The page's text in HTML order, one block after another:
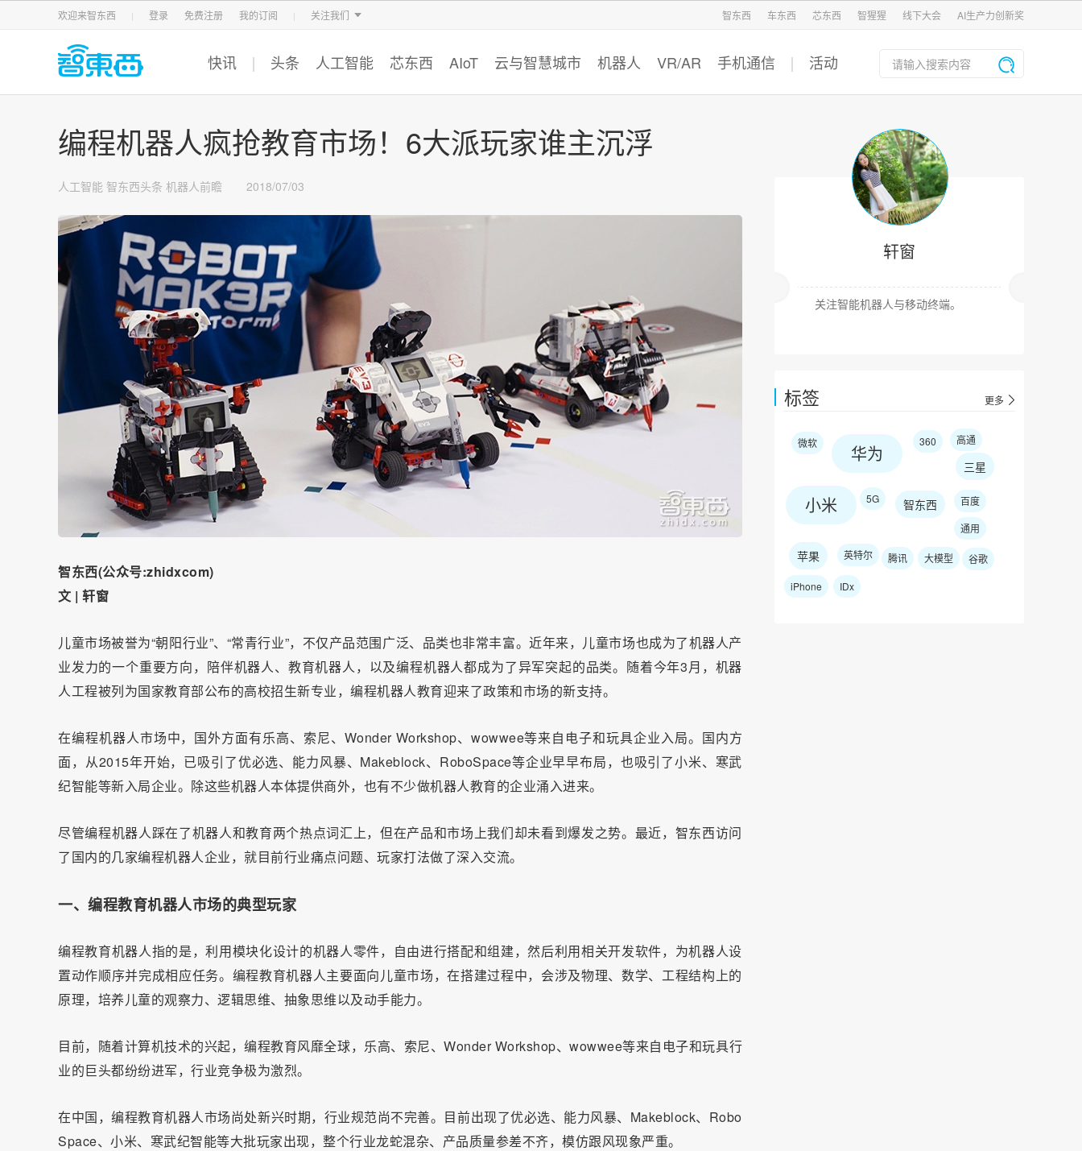
欢迎来智东西 登录 免费注册 我的订阅 关注我们
智东西 车东西 芯东西 智猩猩
智东西 车东西 芯东西 智猩猩 线下大会 AI生产力创新奖
快讯 头条 人工智能 芯东西 AIoT 云与智慧城市 机器人 VR/AR 手机通信 活动
轩窗
关注智能机器人与移动终端。
标签 更多
微软 华为
360 高通
三星
小米 5G 智东西
百度
通用
苹果 英特尔 腾讯 大模型
谷歌
iPhone
IDx
编程机器人疯抢教育市场！6大派玩家谁主沉浮
人工智能 智东西头条 机器人前瞻 2018/07/03
智东西(公众号:zhidxcom)
文 | 轩窗
儿童市场被誉为“朝阳行业”、“常青行业”，不仅产品范围广泛、品类也非常丰富。近年来，儿童市场也成为了机器人产
业发力的一个重要方向，陪伴机器人、教育机器人，以及编程机器人都成为了异军突起的品类。随着今年3月，机器
人工程被列为国家教育部公布的高校招生新专业，编程机器人教育迎来了政策和市场的新支持。
在编程机器人市场中，国外方面有乐高、索尼、Wonder Workshop、wowwee等来自电子和玩具企业入局。国内方
面，从2015年开始，已吸引了优必选、能力风暴、Makeblock、RoboSpace等企业早早布局，也吸引了小米、寒武
纪智能等新入局企业。除这些机器人本体提供商外，也有不少做机器人教育的企业涌入进来。
尽管编程机器人踩在了机器人和教育两个热点词汇上，但在产品和市场上我们却未看到爆发之势。最近，智东西访问
了国内的几家编程机器人企业，就目前行业痛点问题、玩家打法做了深入交流。
一、编程教育机器人市场的典型玩家
编程教育机器人指的是，利用模块化设计的机器人零件，自由进行搭配和组建，然后利用相关开发软件，为机器人设
置动作顺序并完成相应任务。编程教育机器人主要面向儿童市场，在搭建过程中，会涉及物理、数学、工程结构上的
原理，培养儿童的观察力、逻辑思维、抽象思维以及动手能力。
目前，随着计算机技术的兴起，编程教育风靡全球，乐高、索尼、Wonder Workshop、wowwee等来自电子和玩具行
业的巨头都纷纷进军，行业竞争极为激烈。
在中国，编程教育机器人市场尚处新兴时期，行业规范尚不完善。目前出现了优必选、能力风暴、Makeblock、Robo
Space、小米、寒武纪智能等大批玩家出现，整个行业龙蛇混杂、产品质量参差不齐，模仿跟风现象严重。